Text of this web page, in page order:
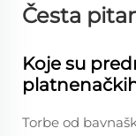
Česta
Koje su
Torbe od